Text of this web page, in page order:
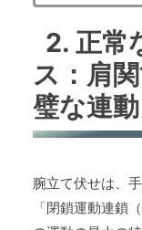
2. 正常
ス：肩
璧な連動
腕立て伏せは、
「閉鎖運動連鎖